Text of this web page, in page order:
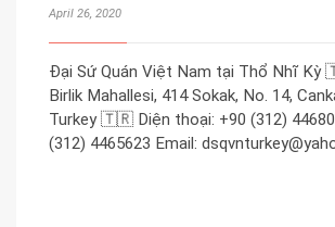
April 26, 2020
Đại Sứ Quán Việt Nam tại Thổ Nhĩ
Birlik Mahallesi, 414 Sokak, No. 14,
Turkey 🇹🇷 Diện thoại: +90 (312)
(312) 4465623 Email: